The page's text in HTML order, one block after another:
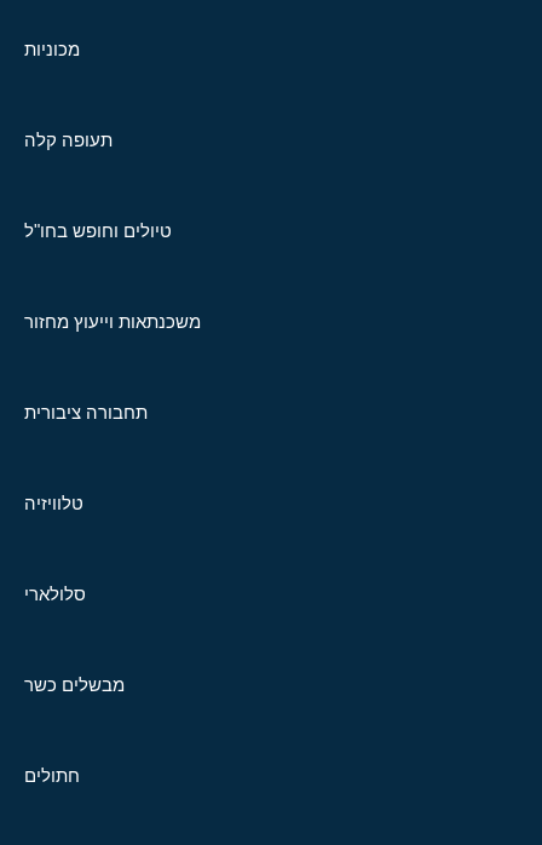
מכוניות
תעופה קלה
טיולים וחופש בחו"ל
משכנתאות וייעוץ מחזור
תחבורה ציבורית
טלוויזיה
סלולארי
מבשלים כשר
חתולים